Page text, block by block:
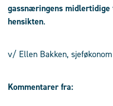
gassnæringens
hensikten.
v/ Ellen Bakken,
Kommentarer fra: